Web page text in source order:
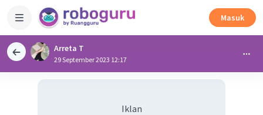
Masuk
Arreta T
29 September 2023 12:17
Iklan